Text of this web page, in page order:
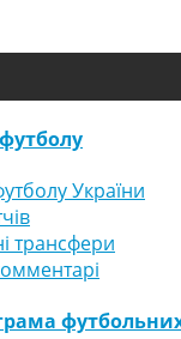
України
трансфери